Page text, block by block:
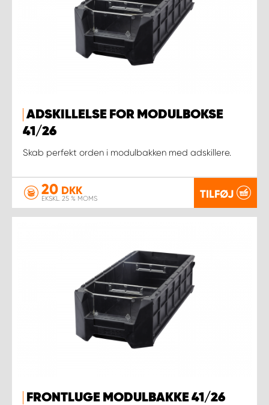
ADSKILLELSE FOR MODULBOKSE
41/26
Skab perfekt orden i modulbakken med adskillere.
20 DKK
EKSKL. 25 % MOMS TILFØJ
FRONTLUGE MODULBAKKE 41/26